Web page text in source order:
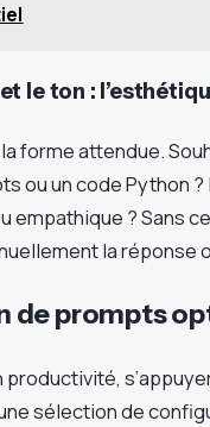
le ton :
forme attendue.
ou un code Python
empathique ? Sans
la réponse
de prompts
productivité,
sélection de